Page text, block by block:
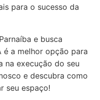
para o sucesso da
e busca
é a melhor opção para
na execução do seu
e descubra como
seu espaço!